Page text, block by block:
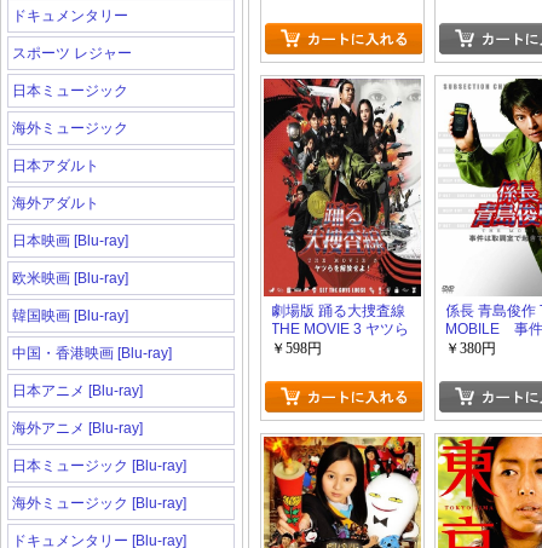
ドキュメンタリー
スポーツ レジャー
日本ミュージック
海外ミュージック
日本アダルト
海外アダルト
日本映画 [Blu-ray]
欧米映画 [Blu-ray]
韓国映画 [Blu-ray]
中国・香港映画 [Blu-ray]
日本アニメ [Blu-ray]
海外アニメ [Blu-ray]
日本ミュージック [Blu-ray]
海外ミュージック [Blu-ray]
ドキュメンタリー [Blu-ray]
劇場版 踊る大捜査線
THE MOVIE 3 ヤツら
を解放せよ！
￥598円
係長 青島俊作
MOBILE 事
室で起きてい
￥380円